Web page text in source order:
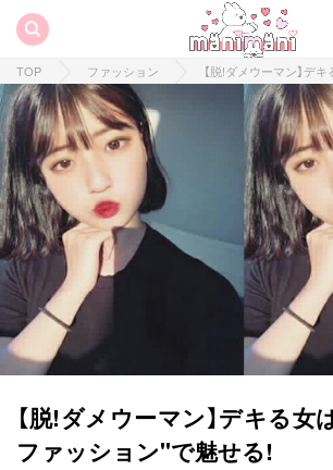
TOP ファッション
【脱!ダメウーマン】デキる女
ファッション"で魅せる!